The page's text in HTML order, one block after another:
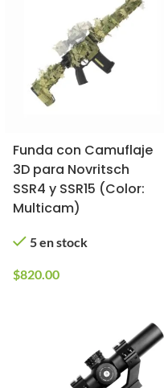
Funda con Camuflaje
3D para Novritsch
SSR4 y SSR15 (Color:
Multicam)
5 en stock
$820.00